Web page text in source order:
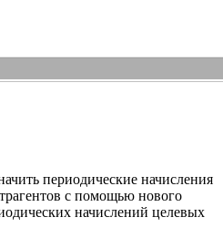
периодические начисления
с помощью нового
начислений целевых